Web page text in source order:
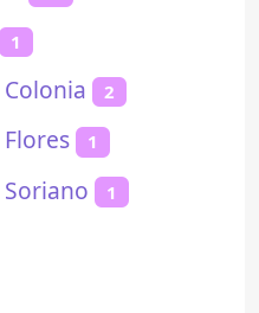
1
2
1
1